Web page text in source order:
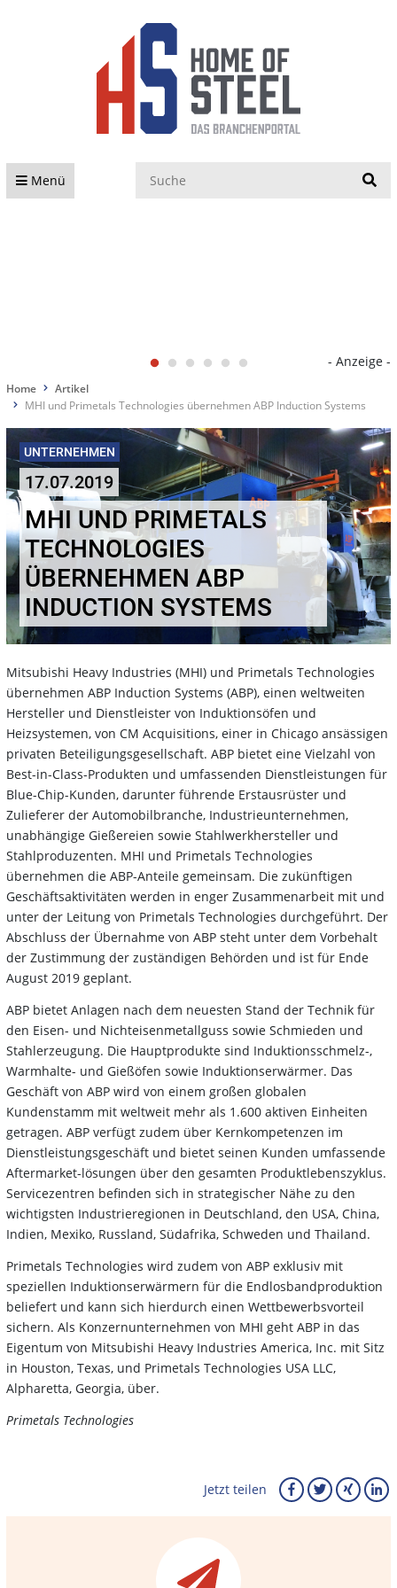
Menü
- Anzeige -
Home
Artikel
MHI und Primetals Technologies übernehmen ABP Induction Systems
UNTERNEHMEN
17.07.2019
MHI UND PRIMETALS
TECHNOLOGIES
ÜBERNEHMEN ABP
INDUCTION SYSTEMS
Mitsubishi Heavy Industries (MHI) und Primetals Technologies
übernehmen ABP Induction Systems (ABP), einen weltweiten
Hersteller und Dienstleister von Induktionsöfen und
Heizsystemen, von CM Acquisitions, einer in Chicago ansässigen
privaten Beteiligungsgesellschaft. ABP bietet eine Vielzahl von
Best-in-Class-Produkten und umfassenden Dienstleistungen für
Blue-Chip-Kunden, darunter führende Erstausrüster und
Zulieferer der Automobilbranche, Industrieunternehmen,
unabhängige Gießereien sowie Stahlwerkhersteller und
Stahlproduzenten. MHI und Primetals Technologies
übernehmen die ABP-Anteile gemeinsam. Die zukünftigen
Geschäftsaktivitäten werden in enger Zusammenarbeit mit und
unter der Leitung von Primetals Technologies durchgeführt. Der
Abschluss der Übernahme von ABP steht unter dem Vorbehalt
der Zustimmung der zuständigen Behörden und ist für Ende
August 2019 geplant.
ABP bietet Anlagen nach dem neuesten Stand der Technik für
den Eisen- und Nichteisenmetallguss sowie Schmieden und
Stahlerzeugung. Die Hauptprodukte sind Induktionsschmelz-,
Warmhalte- und Gießöfen sowie Induktionserwärmer. Das
Geschäft von ABP wird von einem großen globalen
Kundenstamm mit weltweit mehr als 1.600 aktiven Einheiten
getragen. ABP verfügt zudem über Kernkompetenzen im
Dienstleistungsgeschäft und bietet seinen Kunden umfassende
Aftermarket-lösungen über den gesamten Produktlebenszyklus.
Servicezentren befinden sich in strategischer Nähe zu den
wichtigsten Industrieregionen in Deutschland, den USA, China,
Indien, Mexiko, Russland, Südafrika, Schweden und Thailand.
Primetals Technologies wird zudem von ABP exklusiv mit
speziellen Induktionserwärmern für die Endlosbandproduktion
beliefert und kann sich hierdurch einen Wettbewerbsvorteil
sichern. Als Konzernunternehmen von MHI geht ABP in das
Eigentum von Mitsubishi Heavy Industries America, Inc. mit Sitz
in Houston, Texas, und Primetals Technologies USA LLC,
Alpharetta, Georgia, über.
Primetals Technologies
Jetzt teilen